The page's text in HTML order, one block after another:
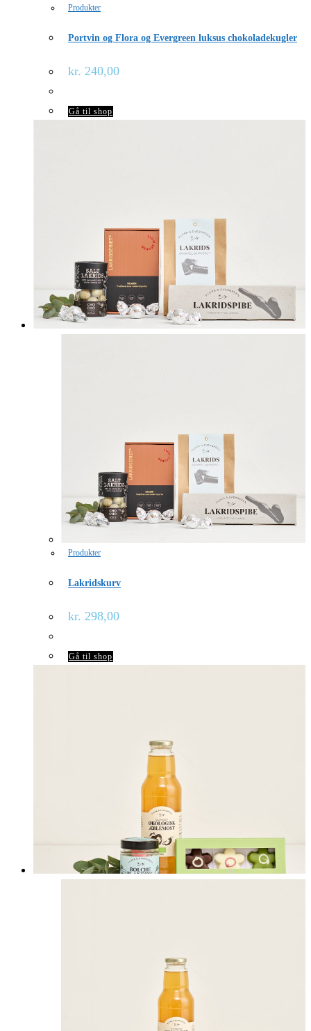
Produkter
Portvin og Flora og Evergreen luksus chokoladekugler
kr. 240,00
Gå til shop
Produkter
Lakridskurv
kr. 298,00
Gå til shop